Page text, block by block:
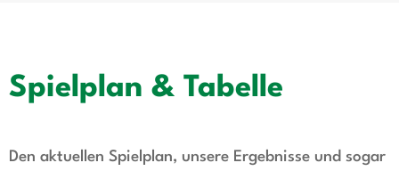
Spielplan & Tabelle
Den aktuellen Spielplan, unsere Ergebnisse und sogar